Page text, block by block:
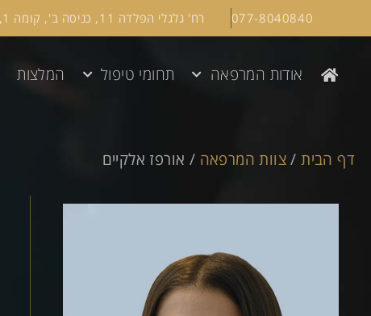
077-8040840 רח' גלגלי הפלדה 11, כניסה ב', קומה 1, הרצליה
אודות המרפאה תחומי טיפול המלצות
דף הבית/צוות המרפאה / אורפז אלקיים